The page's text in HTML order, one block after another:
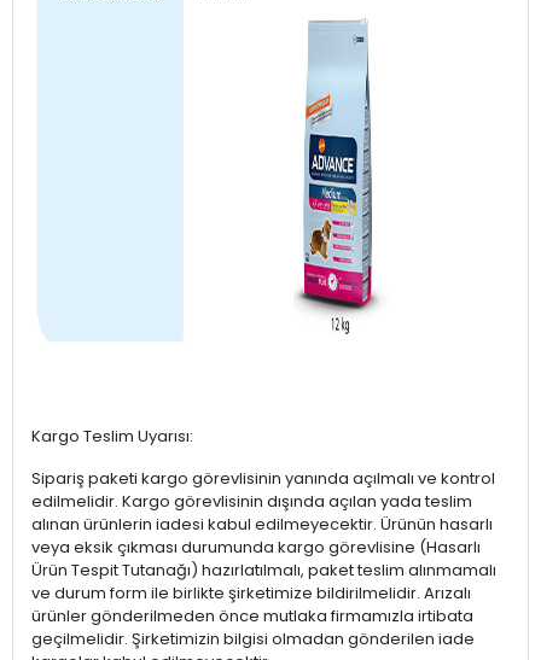
Kargo Teslim Uyarısı:
Sipariş paketi kargo görevlisinin yanında açılmalı ve kontrol
edilmelidir. Kargo görevlisinin dışında açılan yada teslim
alınan ürünlerin iadesi kabul edilmeyecektir. Ürünün hasarlı
veya eksik çıkması durumunda kargo görevlisine (Hasarlı
Ürün Tespit Tutanağı) hazırlatılmalı, paket teslim alınmamalı
ve durum form ile birlikte şirketimize bildirilmelidir. Arızalı
ürünler gönderilmeden önce mutlaka firmamızla irtibata
geçilmelidir. Şirketimizin bilgisi olmadan gönderilen iade